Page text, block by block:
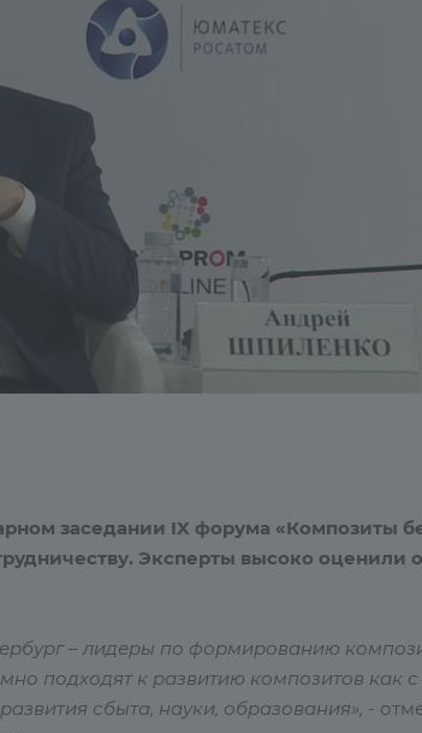
заседании IX форума «Композиты
Эксперты высоко оценили
– лидеры по формированию
подходят к развитию композитов как с
сбыта, науки, образования», -